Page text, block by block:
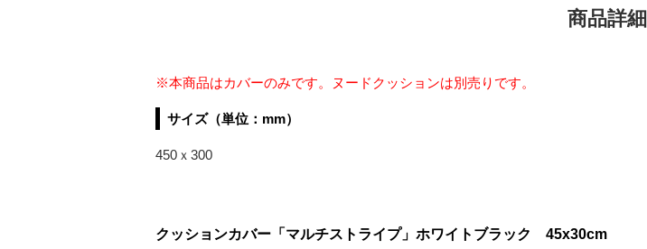
商品詳細
※本商品はカバーのみです。ヌードクッションは別売りです。
サイズ（単位：mm）
450ｘ300
クッションカバー「マルチストライプ」ホワイトブラック 45x30cm